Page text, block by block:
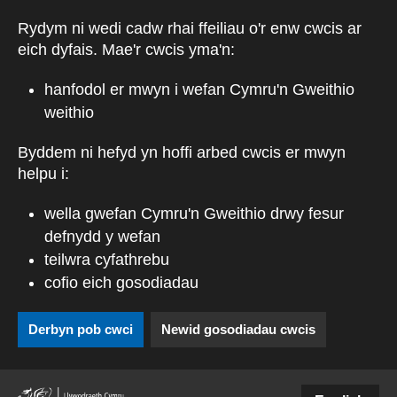
Rydym ni wedi cadw rhai ffeiliau o'r enw cwcis ar
eich dyfais. Mae'r cwcis yma'n:
hanfodol er mwyn i wefan Cymru'n Gweithio
weithio
Byddem ni hefyd yn hoffi arbed cwcis er mwyn
helpu i:
wella gwefan Cymru'n Gweithio drwy fesur
defnydd y wefan
teilwra cyfathrebu
cofio eich gosodiadau
Derbyn pob cwci Newid gosodiadau cwcis